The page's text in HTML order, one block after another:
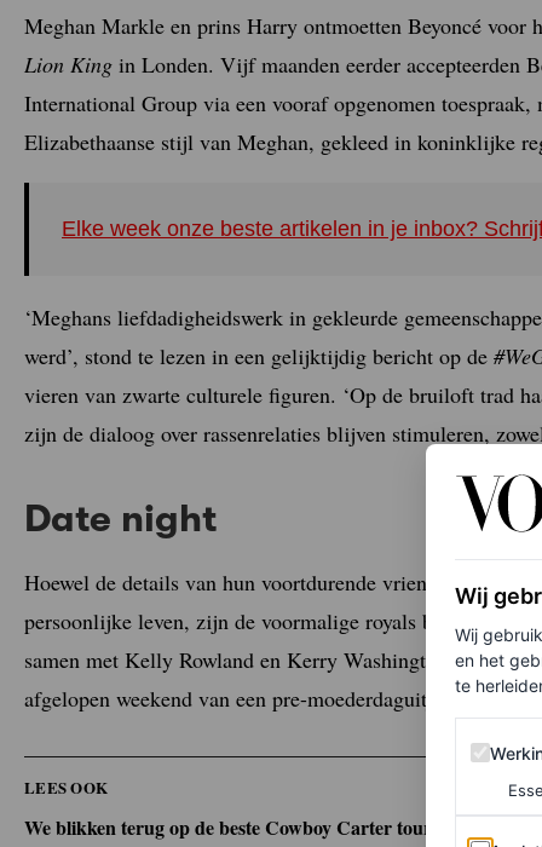
Meghan Markle en prins Harry ontmoetten Beyoncé voor
Lion King in Londen. Vijf maanden eerder accepteerden
International Group via een vooraf opgenomen
Elizabethaanse stijl van Meghan, gekleed in koninklijke
Elke week onze beste artikelen in je inbox?
‘Meghans liefdadigheidswerk in gekleurde
werd’, stond te lezen in een gelijktijdig bericht op de
vieren van zwarte culturele figuren. ‘Op de bruiloft trad
zijn de dialoog over rassenrelaties blijven stimuleren,
Date night
Hoewel de details van hun voortdurende vriendschap net
persoonlijke leven, zijn de voormalige royals bekende
samen met Kelly Rowland en Kerry Washington tijdens
afgelopen weekend van een pre-moederdaguitje tijdens de
LEES OOK
We blikken terug op de beste Cowboy Carter tour-looks van
Wij
Wij
en het
te
Werking
Analytics